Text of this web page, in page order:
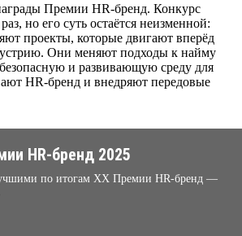
Премии HR-бренд. Конкурс
но его суть остаётся неизменной:
проекты, которые двигают вперёд
Они меняют подходы к найму
и развивающую среду для
HR-бренд и внедряют передовые
HR-бренд 2025
по итогам XX Премии HR-бренд —